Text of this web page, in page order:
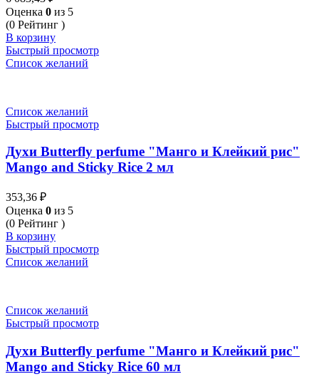
Оценка 0 из 5
(0 Рейтинг )
В корзину
Быстрый просмотр
Список желаний
Список желаний
Быстрый просмотр
Духи Butterfly perfume "Манго и Клейкий рис"
Mango and Sticky Rice 2 мл
353,36 ₽
Оценка 0 из 5
(0 Рейтинг )
В корзину
Быстрый просмотр
Список желаний
Список желаний
Быстрый просмотр
Духи Butterfly perfume "Манго и Клейкий рис"
Mango and Sticky Rice 60 мл